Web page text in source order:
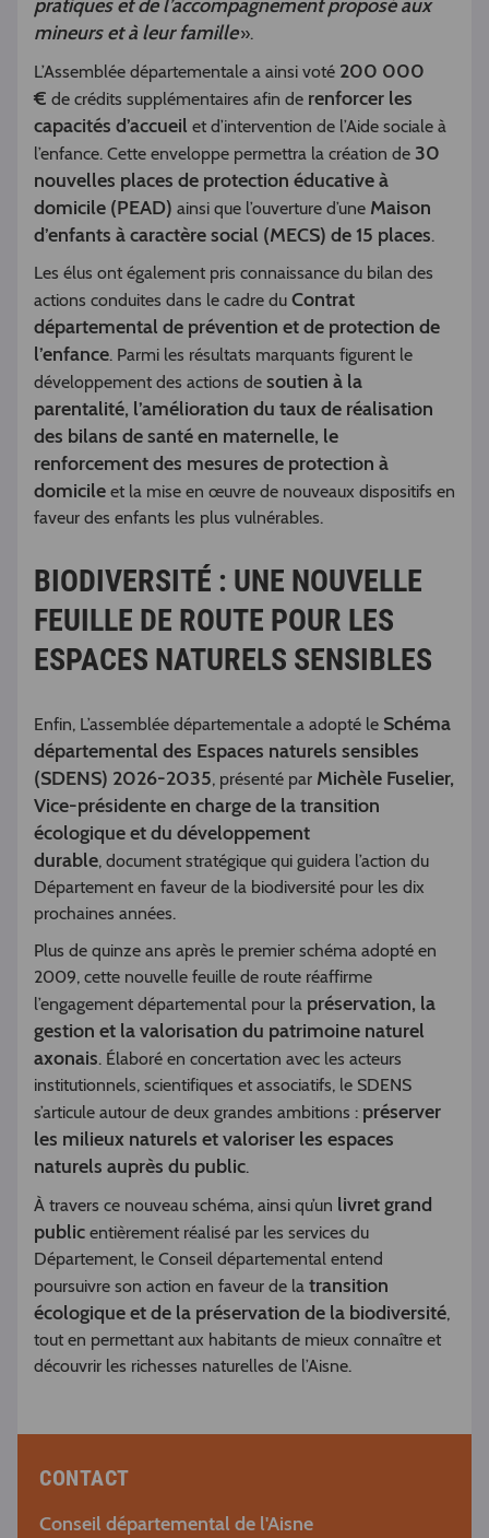
pratiques et de l’accompagnement proposé aux
mineurs et à leur famille».
L’Assemblée départementale a ainsi voté 200 000
€ de crédits supplémentaires afin de renforcer les
capacités d’accueil et d’intervention de l’Aide sociale à
l’enfance. Cette enveloppe permettra la création de 30
nouvelles places de protection éducative à
domicile (PEAD) ainsi que l’ouverture d’une Maison
d’enfants à caractère social (MECS) de 15 places.
Les élus ont également pris connaissance du bilan des
actions conduites dans le cadre du Contrat
départemental de prévention et de protection de
l’enfance. Parmi les résultats marquants figurent le
développement des actions de soutien à la
parentalité, l’amélioration du taux de réalisation
des bilans de santé en maternelle, le
renforcement des mesures de protection à
domicile et la mise en œuvre de nouveaux dispositifs en
faveur des enfants les plus vulnérables.
BIODIVERSITÉ : UNE NOUVELLE
FEUILLE DE ROUTE POUR LES
ESPACES NATURELS SENSIBLES
Enfin, L’assemblée départementale a adopté le Schéma
départemental des Espaces naturels sensibles
(SDENS) 2026-2035, présenté par Michèle Fuselier,
Vice-présidente en charge de la transition
écologique et du développement
durable, document stratégique qui guidera l’action du
Département en faveur de la biodiversité pour les dix
prochaines années.
Plus de quinze ans après le premier schéma adopté en
2009, cette nouvelle feuille de route réaffirme
l’engagement départemental pour la préservation, la
gestion et la valorisation du patrimoine naturel
axonais. Élaboré en concertation avec les acteurs
institutionnels, scientifiques et associatifs, le SDENS
s’articule autour de deux grandes ambitions : préserver
les milieux naturels et valoriser les espaces
naturels auprès du public.
À travers ce nouveau schéma, ainsi qu’un livret grand
public entièrement réalisé par les services du
Département, le Conseil départemental entend
poursuivre son action en faveur de la transition
écologique et de la préservation de la biodiversité,
tout en permettant aux habitants de mieux connaître et
découvrir les richesses naturelles de l’Aisne.
CONTACT
Conseil départemental de l'Aisne